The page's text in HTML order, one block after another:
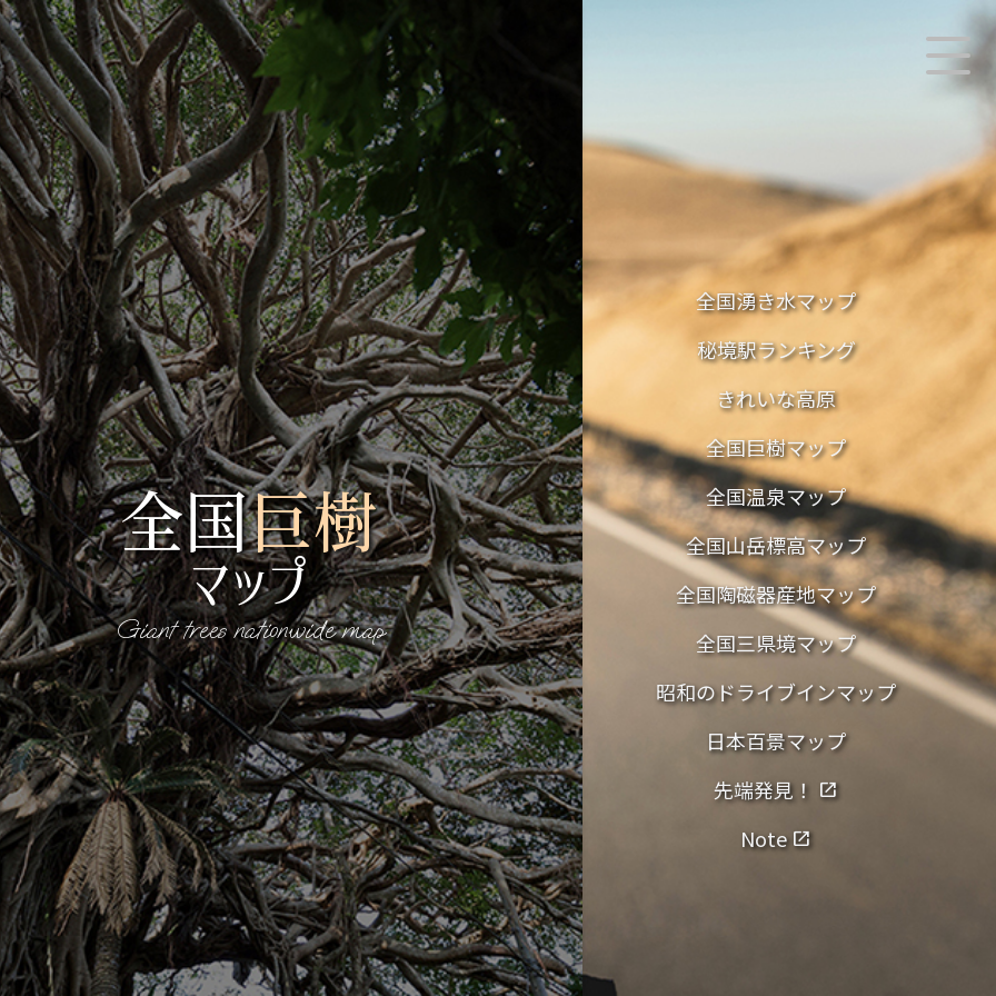
全国巨樹
マップ
Giant trees nationwide map
全国湧き水マップ
秘境駅ランキング
きれいな高原
全国巨樹マップ
全国温泉マップ
全国山岳標高マップ
全国陶磁器産地マップ
全国三県境マップ
昭和のドライブインマップ
日本百景マップ
先端発見！ open_in_new
Note open_in_new